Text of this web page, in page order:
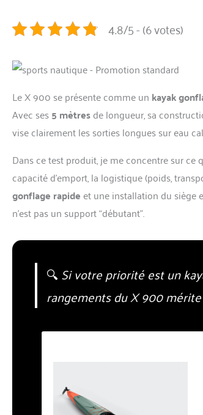
4.8/5 - (6 votes)
Le X 900 se présente comme un kayak
Avec ses5 mètresde longueur, sa
vise clairement les sorties longues sur eau
Dans ce test produit, je me concentre sur ce
capacité d’emport, la logistique (poids,
gonflage rapide et une installation du siège
n’est pas un support “débutant”.
🔍Si votre priorité est un
rangements du X 900